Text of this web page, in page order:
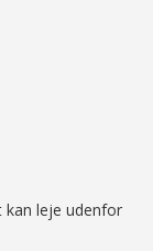
kan leje udenfor